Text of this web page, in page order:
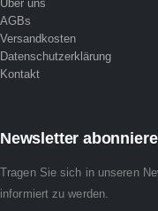
Über uns
AGBs
Versandkosten
Datenschutzerklärung
Kontakt
Newsletter
Tragen Sie sich in unseren
informiert zu werden.